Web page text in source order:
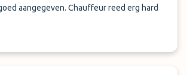
aangegeven. Chauffeur reed erg hard